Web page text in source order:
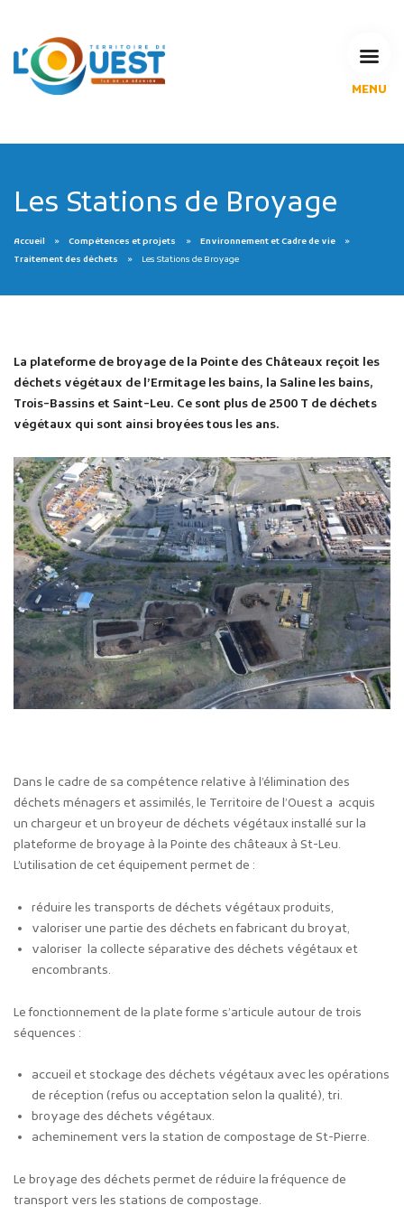
MENU
Espace Pédagogique
RECHERCHE
MES DÉMARCHES
Publicité des actes
Marchés publics
Projets financés par l'Europe
Plans d'accès
Les Stations de Broyage
Accueil Compétences et projets
Environnement et Cadre de vie
Traitement des déchets
Les Stations de Broyage
La plateforme de broyage de la Pointe des Châteaux reçoit les
déchets végétaux de l’Ermitage les bains, la Saline les bains,
Trois-Bassins et Saint-Leu. Ce sont plus de 2500 T de déchets
végétaux qui sont ainsi broyées tous les ans.
Dans le cadre de sa compétence relative à l’élimination des
déchets ménagers et assimilés, le Territoire de l’Ouest a acquis
un chargeur et un broyeur de déchets végétaux installé sur la
plateforme de broyage à la Pointe des châteaux à St-Leu.
L’utilisation de cet équipement permet de :
réduire les transports de déchets végétaux produits,
valoriser une partie des déchets en fabricant du broyat,
valoriser la collecte séparative des déchets végétaux et
encombrants.
Le fonctionnement de la plate forme s’articule autour de trois
séquences :
accueil et stockage des déchets végétaux avec les opérations
de réception (refus ou acceptation selon la qualité), tri.
broyage des déchets végétaux.
acheminement vers la station de compostage de St-Pierre.
Le broyage des déchets permet de réduire la fréquence de
transport vers les stations de compostage.